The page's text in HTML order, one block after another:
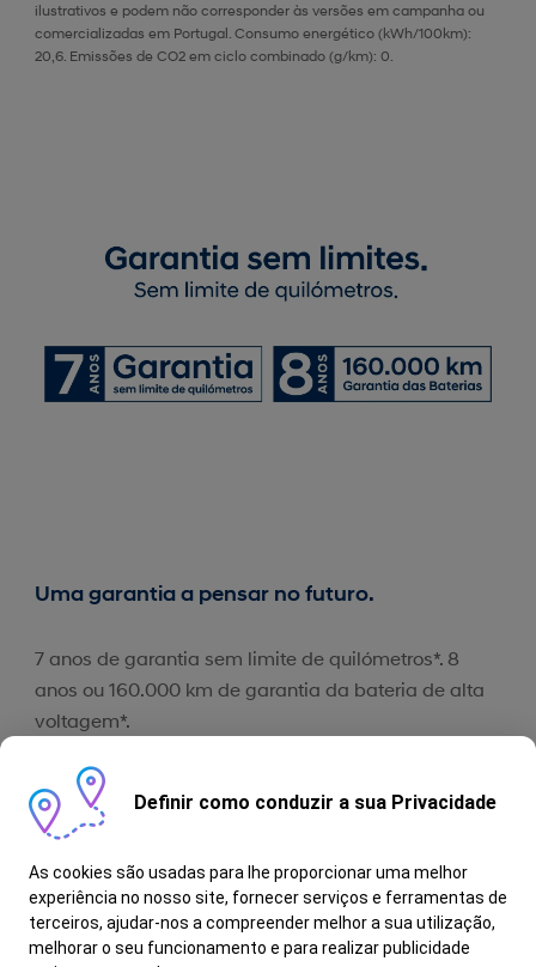
ilustrativos e podem não corresponder às versões em campanha ou
comercializadas em Portugal. Consumo energético (kWh/100km):
20,6. Emissões de CO2 em ciclo combinado (g/km): 0.
Uma garantia a pensar no futuro.
7 anos de garantia sem limite de quilómetros*. 8
anos ou 160.000 km de garantia da bateria de alta
voltagem*.
Definir como conduzir a sua Privacidade
As cookies são usadas para lhe proporcionar uma melhor
experiência no nosso site, fornecer serviços e ferramentas de
terceiros, ajudar-nos a compreender melhor a sua utilização,
melhorar o seu funcionamento e para realizar publicidade